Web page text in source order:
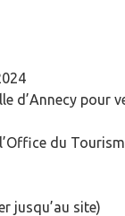
d’Annecy pour
du
jusqu’au site)